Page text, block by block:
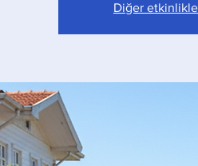
Diğer